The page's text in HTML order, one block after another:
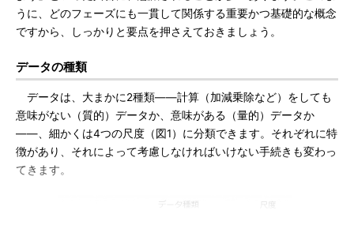
うに、どのフェーズにも一貫して関係する重要かつ基礎的な概念
ですから、しっかりと要点を押さえておきましょう。
データの種類
データは、大まかに2種類――計算（加減乗除など）をしても
意味がない（質的）データか、意味がある（量的）データか
――、細かくは4つの尺度（図1）に分類できます。それぞれに特
徴があり、それによって考慮しなければいけない手続きも変わっ
てきます。